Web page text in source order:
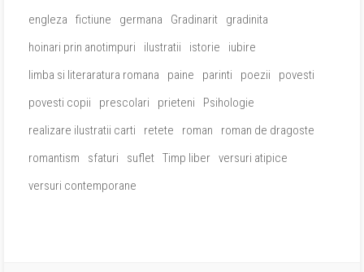
engleza
fictiune germana Gradinarit
gradinita
hoinari prin anotimpuri
ilustratii istorie
iubire
limba si literaratura romana
paine parinti poezii
povesti
povesti copii
prescolari prieteni
Psihologie
realizare ilustratii carti
retete roman
roman de dragoste
romantism
sfaturi suflet Timp liber versuri atipice
versuri contemporane